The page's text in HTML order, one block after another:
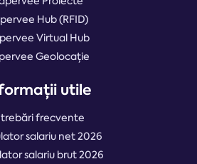
Hub (RFID)
Virtual Hub
Geolocație
utile
frecvente
salariu net 2026
salariu brut 2026